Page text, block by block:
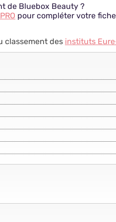
de Bluebox Beauty ?
pour compléter votre
classement des instituts